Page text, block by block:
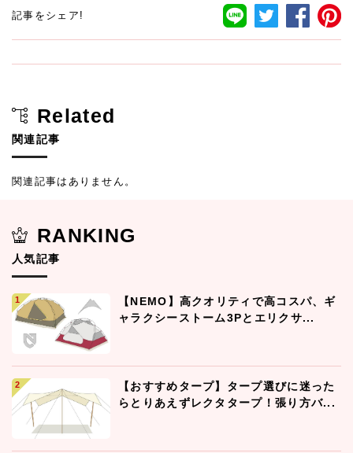
記事をシェア!
Related
関連記事
関連記事はありません。
RANKING
人気記事
【NEMO】高クオリティで高コスパ、ギ
ャラクシーストーム3Pとエリクサ...
【おすすめタープ】タープ選びに迷った
らとりあえずレクタタープ！張り方バ...